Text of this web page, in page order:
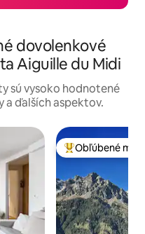
dovolenkové
Aiguille du Midi
sú vysoko hodnotené
a ďalších aspektov.
Najobľúbenejšie
Obľúbené